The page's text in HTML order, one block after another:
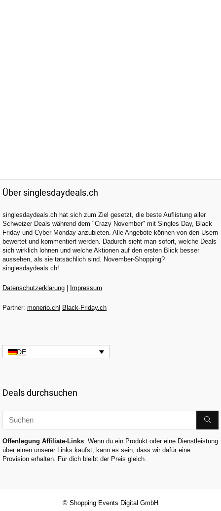
Über singlesdaydeals.ch
singlesdaydeals.ch hat sich zum Ziel gesetzt, die beste Auflistung aller
Schweizer Deals während dem "Crazy November" mit Singles Day, Black
Friday und Cyber Monday anzubieten. Alle Angebote können von den Usern
bewertet und kommentiert werden. Dadurch sieht man sofort, welche Deals
sich wirklich lohnen und welche Aktionen auf den ersten Blick besser
aussehen, als sie tatsächlich sind. November-Shopping?
singlesdaydeals.ch!
Datenschutzerklärung Impressum
Partner: monerio.ch Black-Friday.ch
DE
Deals durchsuchen
Offenlegung Affiliate-Links: Wenn du ein Produkt oder eine Dienstleistung
über einen unserer Links kaufst, kann es sein, dass wir dafür eine
Provision erhalten. Für dich bleibt der Preis gleich.
© Shopping Events Digital GmbH